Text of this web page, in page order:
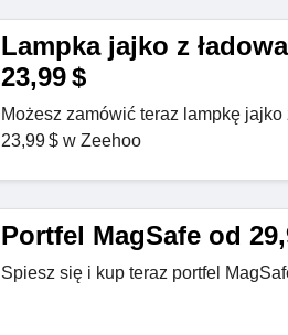
Lampka jajko z
23,99 $
Możesz zamówić teraz lampkę jajko
23,99 $ w Zeehoo
Portfel MagSafe od
Spiesz się i kup teraz portfel